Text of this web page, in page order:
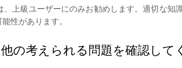
上級ユーザーにのみお勧めします。適切な知
性があります。
の考えられる問題を確認して